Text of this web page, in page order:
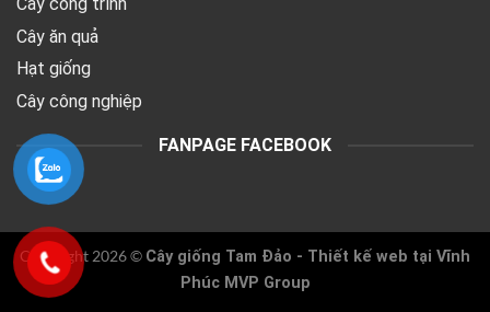
Cây ăn quả
Hạt giống
Cây công nghiệp
FANPAGE FACEBOOK
Copyright 2026 © Cây giống Tam Đảo - Thiết kế web tại Vĩnh
Phúc MVP Group